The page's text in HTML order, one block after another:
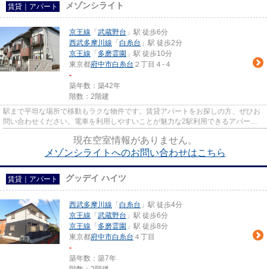
賃貸｜アパート メゾンシライト
京王線 「 武蔵野台 」駅 徒歩6分
西武多摩川線 「 白糸台 」駅 徒歩2分
京王線 「 多磨霊園 」駅 徒歩10分
東京都府中市白糸台 ２丁目４-４
-
築年数：築42年
階数：2階建
駅まで平坦な場所で移動もラクな物件です。賃貸アパートをお探しの方、ぜひお
問い合わせください。電車を利用しやすいことが魅力な2駅利用できるアパート
現在空室情報がありません。
メゾンシライトへのお問い合わせはこちら
賃貸｜アパート グッデイ ハイツ
西武多摩川線 「 白糸台 」駅 徒歩4分
京王線 「 武蔵野台 」駅 徒歩6分
京王線 「 多磨霊園 」駅 徒歩8分
東京都府中市白糸台 ４丁目
-
築年数：築7年